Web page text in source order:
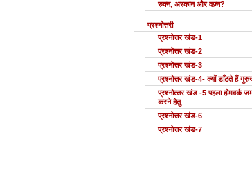
रुक्न, अरकान और वज़्न?
प्रश्नोत्तरी
प्रश्नोत्तर खंड-1
प्रश्नोत्तर खंड-2
प्रश्नोत्तर खंड-3
प्रश्नोत्तर खंड-4- क्यों डाँटते हैं
प्रश्‍नोत्‍तर खंड -5 पहला होमवर्क
करने हेतु
प्रश्नोत्तर खंड-6
प्रश्नोत्तर खंड-7